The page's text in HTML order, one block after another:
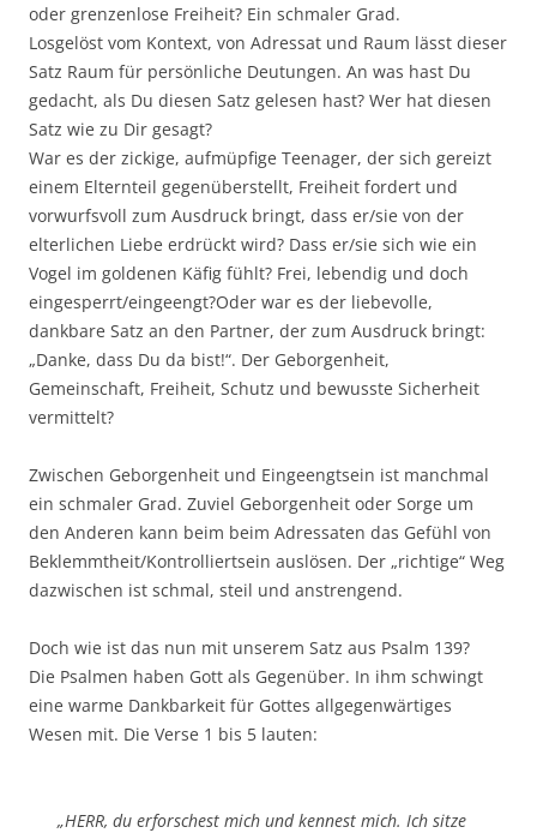
oder grenzenlose Freiheit? Ein schmaler Grad.
Losgelöst vom Kontext, von Adressat und Raum lässt dieser
Satz Raum für persönliche Deutungen. An was hast Du
gedacht, als Du diesen Satz gelesen hast? Wer hat diesen
Satz wie zu Dir gesagt?
War es der zickige, aufmüpfige Teenager, der sich gereizt
einem Elternteil gegenüberstellt, Freiheit fordert und
vorwurfsvoll zum Ausdruck bringt, dass er/sie von der
elterlichen Liebe erdrückt wird? Dass er/sie sich wie ein
Vogel im goldenen Käfig fühlt? Frei, lebendig und doch
eingesperrt/eingeengt?Oder war es der liebevolle,
dankbare Satz an den Partner, der zum Ausdruck bringt:
„Danke, dass Du da bist!“. Der Geborgenheit,
Gemeinschaft, Freiheit, Schutz und bewusste Sicherheit
vermittelt?
Zwischen Geborgenheit und Eingeengtsein ist manchmal
ein schmaler Grad. Zuviel Geborgenheit oder Sorge um
den Anderen kann beim beim Adressaten das Gefühl von
Beklemmtheit/Kontrolliertsein auslösen. Der „richtige“ Weg
dazwischen ist schmal, steil und anstrengend.
Doch wie ist das nun mit unserem Satz aus Psalm 139?
Die Psalmen haben Gott als Gegenüber. In ihm schwingt
eine warme Dankbarkeit für Gottes allgegenwärtiges
Wesen mit. Die Verse 1 bis 5 lauten:
„HERR, du erforschest mich und kennest mich. Ich sitze